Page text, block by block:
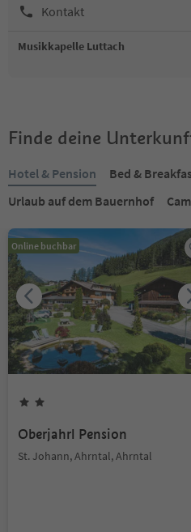
Kontakt
Musikkapelle Luttach
Finde deine
Hotel & Pension
Bed &
Urlaub auf dem Bauernhof
Online buchbar
Oberjahrl Pension
St. Johann, Ahrntal, Ahrntal